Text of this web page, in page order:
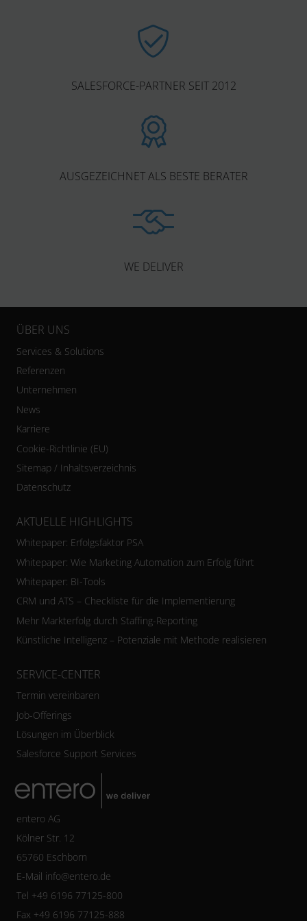
SALESFORCE-PARTNER SEIT 2012
AUSGEZEICHNET ALS BESTE BERATER
WE DELIVER
ÜBER UNS
Services & Solutions
Referenzen
Unternehmen
News
Karriere
Cookie-Richtlinie (EU)
Sitemap / Inhaltsverzeichnis
Datenschutz
AKTUELLE HIGHLIGHTS
Whitepaper: Erfolgsfaktor PSA
Whitepaper: Wie Marketing Automation zum Erfolg führt
Whitepaper: BI-Tools
CRM und ATS – Checkliste für die Implementierung
Mehr Markterfolg durch Staffing-Reporting
Künstliche Intelligenz – Potenziale mit Methode realisieren
SERVICE-CENTER
Termin vereinbaren
Job-Offerings
Lösungen im Überblick
Salesforce Support Services
entero AG
Kölner Str. 12
65760 Eschborn
E-Mail info@entero.de
Tel +49 6196 77125-800
Fax +49 6196 77125-888